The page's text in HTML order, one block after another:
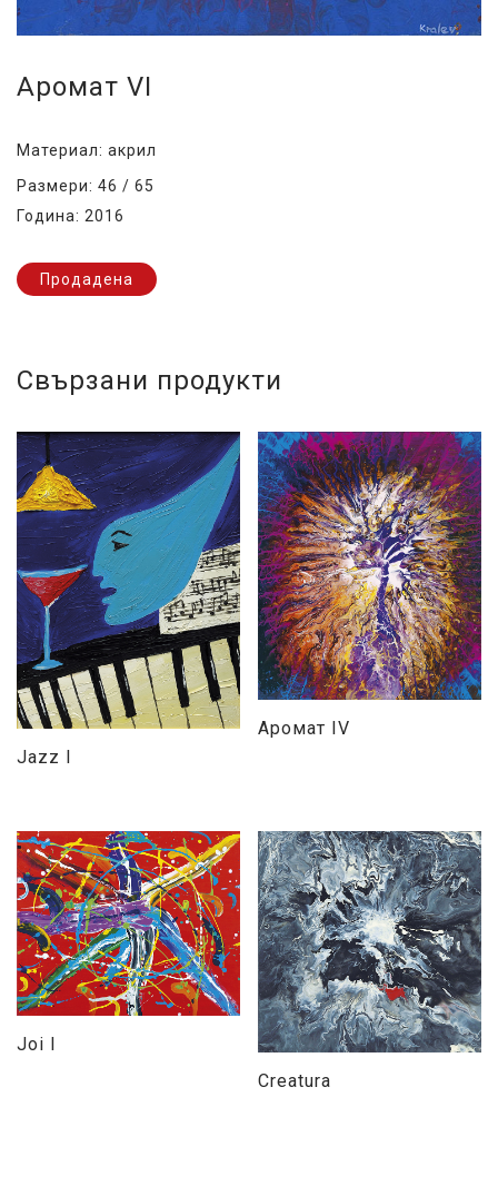
Аромат VI
Материал: акрил
Размери: 46 / 65
Година: 2016
Продадена
Свързани продукти
Jazz I
Аромат IV
Joi I
Creatura